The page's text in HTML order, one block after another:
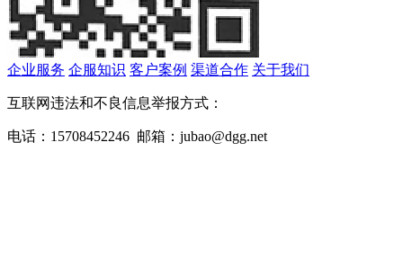
企业服务 企服知识 客户案例 渠道合作 关于我们
互联网违法和不良信息举报方式：
电话：15708452246 邮箱：jubao@dgg.net